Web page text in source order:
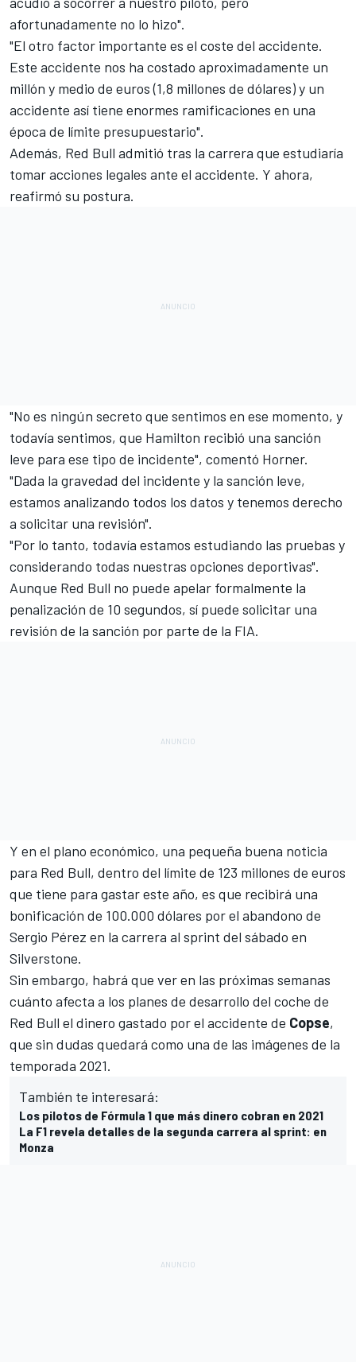
afortunadamente no lo hizo".
"El otro factor importante es el coste del accidente.
Este accidente nos ha costado aproximadamente un
millón y medio de euros (1,8 millones de dólares) y un
accidente así tiene enormes ramificaciones en una
época de límite presupuestario".
Además, Red Bull admitió tras la carrera que estudiaría
tomar acciones legales ante el accidente. Y ahora,
reafirmó su postura.
"No es ningún secreto que sentimos en ese momento, y
todavía sentimos, que Hamilton recibió una sanción
leve para ese tipo de incidente", comentó Horner.
"Dada la gravedad del incidente y la sanción leve,
estamos analizando todos los datos y tenemos derecho
a solicitar una revisión".
"Por lo tanto, todavía estamos estudiando las pruebas y
considerando todas nuestras opciones deportivas".
Aunque Red Bull no puede apelar formalmente la
penalización de 10 segundos, sí puede solicitar una
revisión de la sanción por parte de la FIA.
Y en el plano económico, una pequeña buena noticia
para Red Bull, dentro del límite de 123 millones de euros
que tiene para gastar este año, es que recibirá una
bonificación de 100.000 dólares por el abandono de
Sergio Pérez en la carrera al sprint del sábado en
Silverstone.
Sin embargo, habrá que ver en las próximas semanas
cuánto afecta a los planes de desarrollo del coche de
Red Bull el dinero gastado por el accidente de Copse,
que sin dudas quedará como una de las imágenes de la
temporada 2021.
También te interesará:
Los pilotos de Fórmula 1 que más dinero cobran en 2021
La F1 revela detalles de la segunda carrera al sprint: en
Monza